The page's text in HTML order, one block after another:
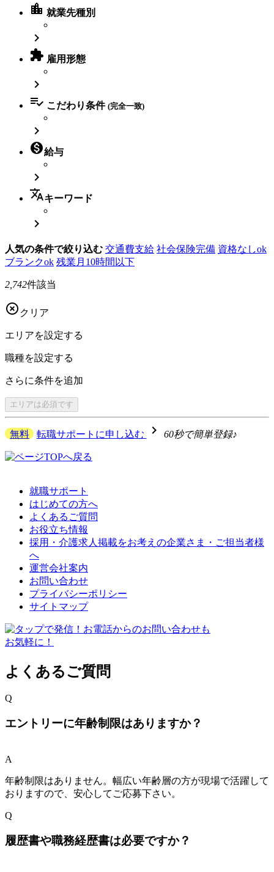
location_city 就業先種別

 雇用形態

 こだわり条件 (完全一致)

給与

translateキーワード

人気の条件で絞り込む 交通費支給 社会保険完備 資格なしok
ブランクok 残業月10時間以下
2,742件該当
 クリア
エリアを設定する
職種を設定する
さらに条件を追加
エリアは必須です
無料 転職サポートに申し込む navigate_next 60秒で簡単登録♪
就職サポート
はじめての方へ
よくあるご質問
お役立ち情報
採用・介護求人掲載をお考えの企業さま・ご担当者様
へ
運営会社案内
お問い合わせ
プライバシーポリシー
サイトマップ
よくあるご質問
Q
エントリーに年齢制限はありますか？
A
年齢制限はありません。幅広い年齢層の方が現場で活躍して
おりますので、安心してご応募下さい。
Q
履歴書や職務経歴書は必要ですか？